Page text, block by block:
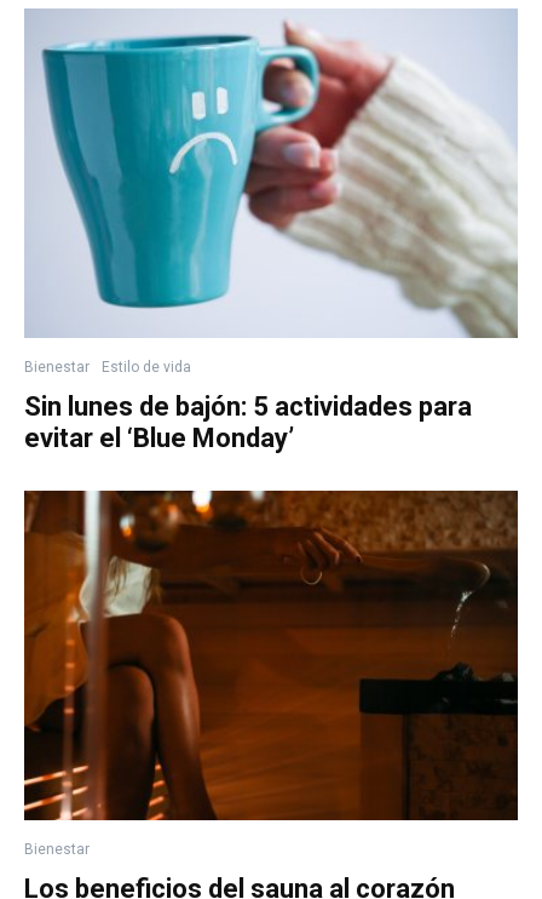
Bienestar Estilo de vida
Sin lunes de bajón: 5 actividades para
evitar el ‘Blue Monday’
Bienestar
Los beneficios del sauna al corazón